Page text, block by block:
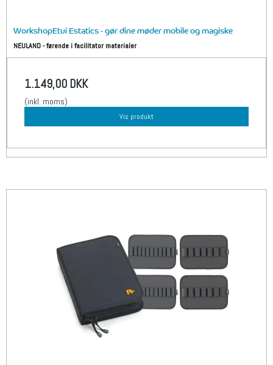
WorkshopEtui Estatics - gør dine møder mobile og magiske
NEULAND - førende i facilitator materialer
1.149,00 DKK
(inkl. moms)
Vis produkt